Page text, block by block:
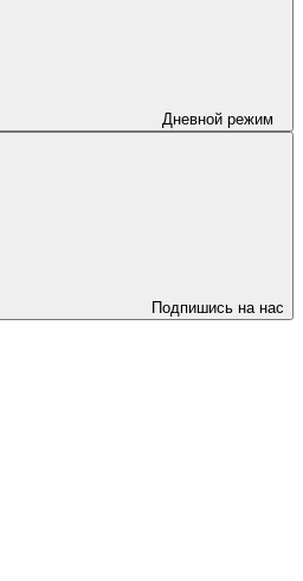
Дневной режим
Подпишись на нас